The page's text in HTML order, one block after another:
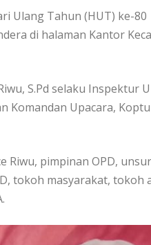
Ulang Tahun (HUT) ke-80
di halaman Kantor
S.Pd selaku Inspektur
Komandan Upacara,
Riwu, pimpinan OPD, unsur
tokoh masyarakat, tokoh